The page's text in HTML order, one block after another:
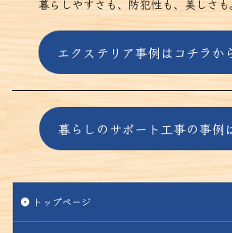
暮らしやすさも、防犯性も、美しさも
エクステリア事例はコチラか
暮らしのサポート工事の事例
トップページ